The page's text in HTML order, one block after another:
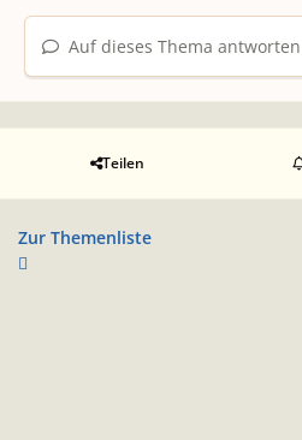
Auf dieses Thema antworten
Teilen
Zur Themenliste